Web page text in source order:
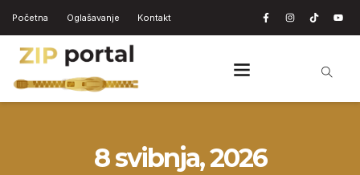
Početna Oglašavanje Kontakt
8 svibnja, 2026